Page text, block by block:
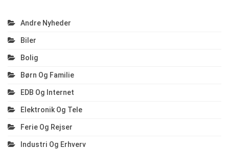
Andre Nyheder
Biler
Bolig
Børn Og Familie
EDB Og Internet
Elektronik Og Tele
Ferie Og Rejser
Industri Og Erhverv